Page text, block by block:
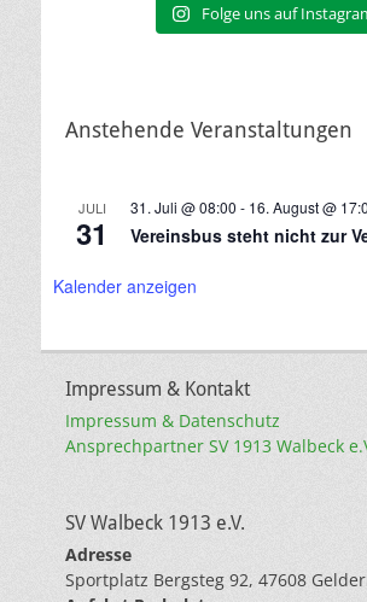
Folge uns auf
Anstehende Veranstaltungen
JULI
31
31. Juli @ 08:00 - 16. August @
Vereinsbus steht nicht zur
Kalender anzeigen
Impressum & Kontakt
Impressum & Datenschutz
Ansprechpartner SV 1913 Walbeck
SV Walbeck 1913 e.V.
Adresse
Sportplatz Bergsteg 92, 47608